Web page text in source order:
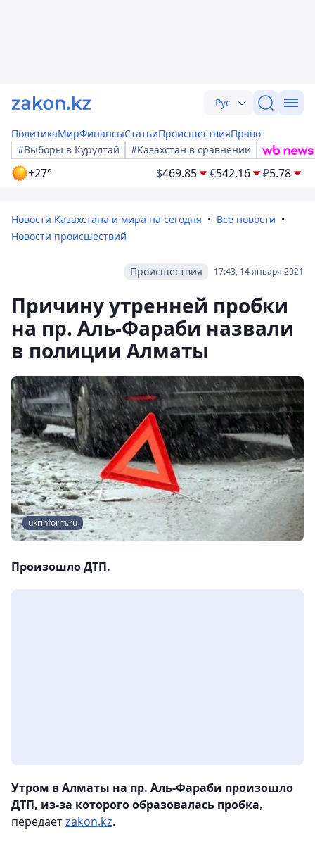
Рус
ПолитикаМирФинансыСтатьиПроисшествияПраво
#Выборы в Курултай
#Казахстан в сравнении
+27° $469.85 €542.16 ₽5.78
Новости Казахстана и мира на сегодня
Все новости
Новости происшествий
17:43, 14 января 2021
Происшествия
Причину утренней пробки
на пр. Аль-Фараби назвали
в полиции Алматы
ukrinform.ru
Произошло ДТП.
Утром в Алматы на пр. Аль-Фараби произошло
ДТП, из-за которого образовалась пробка,
передаетzakon.kz.